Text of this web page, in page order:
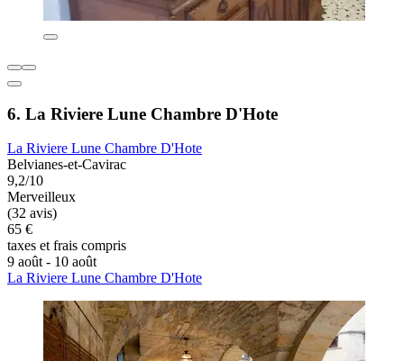
6. La Riviere Lune Chambre D'Hote
La Riviere Lune Chambre D'Hote
Belvianes-et-Cavirac
9,2/10
Merveilleux
(32 avis)
65 €
taxes et frais compris
9 août - 10 août
La Riviere Lune Chambre D'Hote